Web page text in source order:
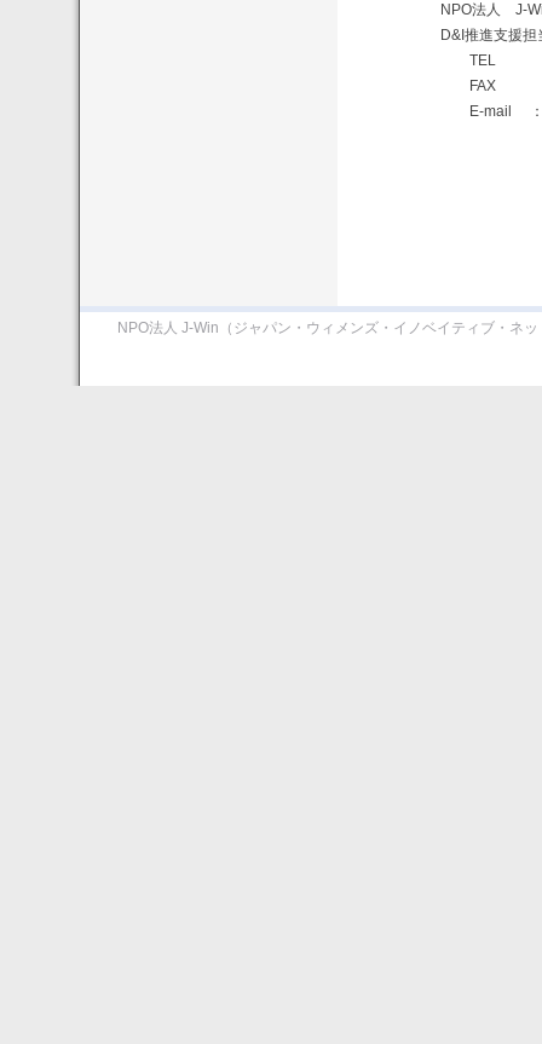
NPO法人 J-
D&I推進支援
TEL ：
FAX
E-
NPO法人 J-Win（ジャパン・ウィメンズ・イノベイティブ・ネ